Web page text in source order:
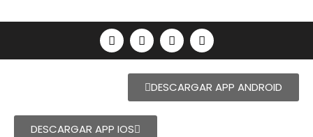
DESCARGAR APP ANDROID
DESCARGAR APP IOS